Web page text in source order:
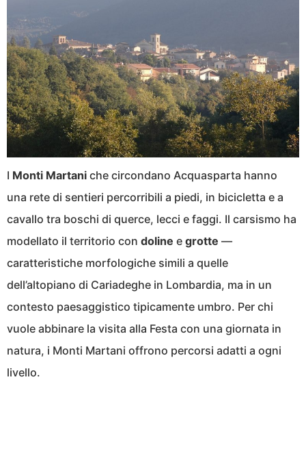
I Monti Martani che circondano Acquasparta hanno
una rete di sentieri percorribili a piedi, in bicicletta e a
cavallo tra boschi di querce, lecci e faggi. Il carsismo ha
modellato il territorio con doline e grotte —
caratteristiche morfologiche simili a quelle
dell’altopiano di Cariadeghe in Lombardia, ma in un
contesto paesaggistico tipicamente umbro. Per chi
vuole abbinare la visita alla Festa con una giornata in
natura, i Monti Martani offrono percorsi adatti a ogni
livello.